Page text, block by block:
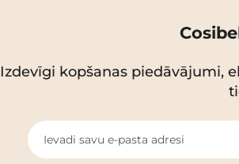
Izdevīgi kopšanas piedāvājumi,
Ievadi savu e-pasta adresi